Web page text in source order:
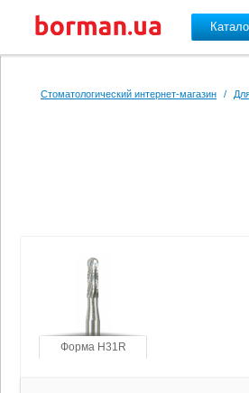
Стоматологический интернет-магазин /
Форма H31R